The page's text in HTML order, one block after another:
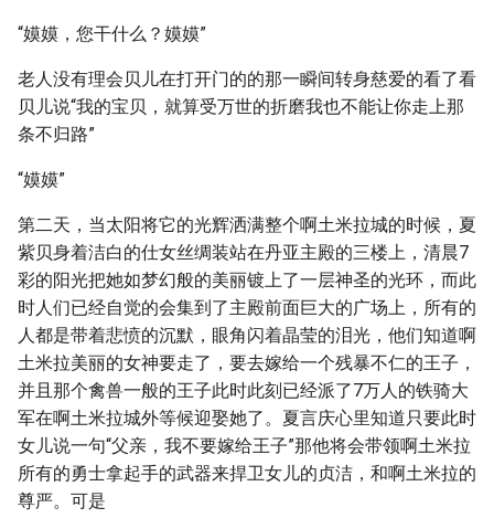
“嫫嫫，您干什么？嫫嫫”
老人没有理会贝儿在打开门的的那一瞬间转身慈爱的看了看
贝儿说“我的宝贝，就算受万世的折磨我也不能让你走上那
条不归路”
“嫫嫫”
第二天，当太阳将它的光辉洒满整个啊土米拉城的时候，夏
紫贝身着洁白的仕女丝绸装站在丹亚主殿的三楼上，清晨7
彩的阳光把她如梦幻般的美丽镀上了一层神圣的光环，而此
时人们已经自觉的会集到了主殿前面巨大的广场上，所有的
人都是带着悲愤的沉默，眼角闪着晶莹的泪光，他们知道啊
土米拉美丽的女神要走了，要去嫁给一个残暴不仁的王子，
并且那个禽兽一般的王子此时此刻已经派了7万人的铁骑大
军在啊土米拉城外等候迎娶她了。夏言庆心里知道只要此时
女儿说一句“父亲，我不要嫁给王子”那他将会带领啊土米拉
所有的勇士拿起手的武器来捍卫女儿的贞洁，和啊土米拉的
尊严。可是